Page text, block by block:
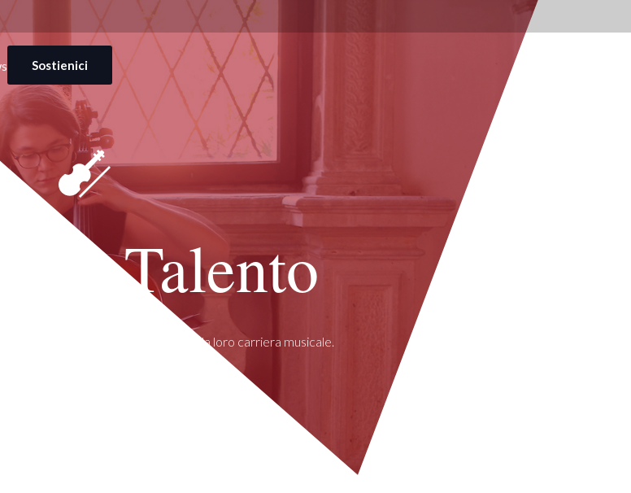
Sostienici
un Talento
giovani musicisti nel percorso verso la loro carriera musicale.